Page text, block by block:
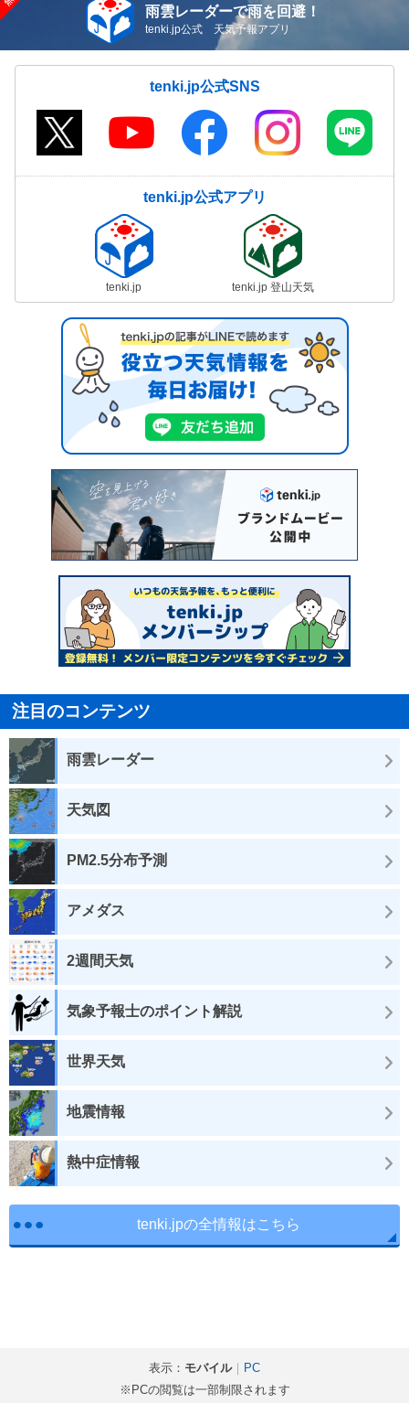
雨雲レーダーで雨を回避！
tenki.jp公式 天気予報アプリ
tenki.jp公式SNS
tenki.jp公式アプリ
tenki.jp tenki.jp 登山天気
注目のコンテンツ
雨雲レーダー
天気図
PM2.5分布予測
アメダス
2週間天気
気象予報士のポイント解説
世界天気
地震情報
熱中症情報
tenki.jpの全情報はこちら
表示： モバイル｜
PC
※PCの閲覧は一部制限されます